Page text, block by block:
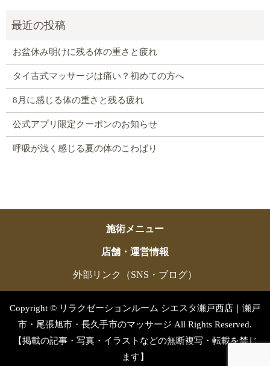
お盆休み明けに残る体の重さと疲れ
タイ古式マッサージは痛い？初めての方へ
8月に感じる体の重さと残る疲れ
公式アプリ限定クーポンのお知らせ
呼吸が浅く感じる夏の体のこわばり
施術メニュー
店舗・運営情報
外部リンク（SNS・ブログ）
Copyright © リラクゼーションルーム シエスタ瀬戸西店｜瀬戸
市・尾張旭市・長久手市のマッサージ All Rights Reserved.
【掲載の記事・写真・イラストなどの無断複写・転載を禁じ
ます】